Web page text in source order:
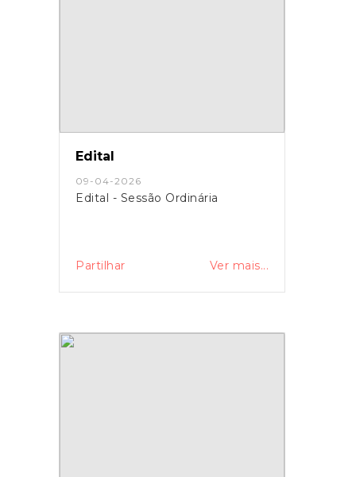
Edital
09-04-2026
Edital - Sessão Ordinária
Partilhar Ver mais...